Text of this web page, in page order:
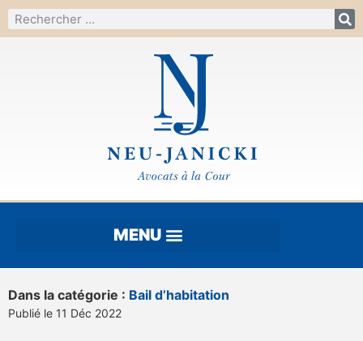
Dans la catégorie : Bail d’habitation
Publié le 11 Déc 2022